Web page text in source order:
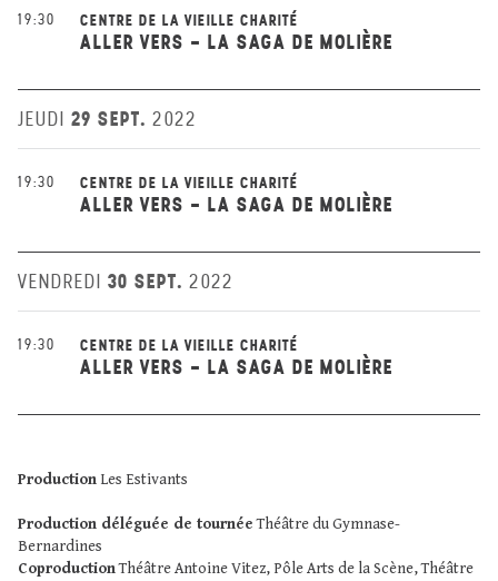
19:30 CENTRE DE LA VIEILLE CHARITÉ
ALLER VERS - LA SAGA DE MOLIÈRE
JEUDI 29 SEPT. 2022
19:30 CENTRE DE LA VIEILLE CHARITÉ
ALLER VERS - LA SAGA DE MOLIÈRE
VENDREDI 30 SEPT. 2022
19:30 CENTRE DE LA VIEILLE CHARITÉ
ALLER VERS - LA SAGA DE MOLIÈRE
Production Les Estivants
Production déléguée de tournéeThéâtre du Gymnase-
Bernardines
CoproductionThéâtre Antoine Vitez, Pôle Arts de la Scène, Théâtre